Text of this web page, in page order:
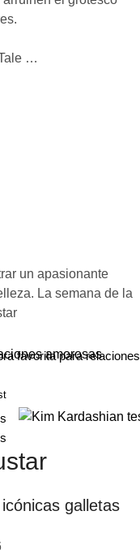
…
un apasionante
La semana de la
favorita para relaciones
galletas